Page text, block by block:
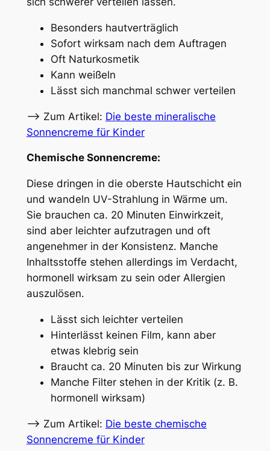
Besonders hautverträglich
Sofort wirksam nach dem Auftragen
Oft Naturkosmetik
Kann weißeln
Lässt sich manchmal schwer verteilen
–> Zum Artikel: Die beste mineralische
Sonnencreme für Kinder
Chemische Sonnencreme:
Diese dringen in die oberste Hautschicht ein
und wandeln UV-Strahlung in Wärme um.
Sie brauchen ca. 20 Minuten Einwirkzeit,
sind aber leichter aufzutragen und oft
angenehmer in der Konsistenz. Manche
Inhaltsstoffe stehen allerdings im Verdacht,
hormonell wirksam zu sein oder Allergien
auszulösen.
Lässt sich leichter verteilen
Hinterlässt keinen Film, kann aber
etwas klebrig sein
Braucht ca. 20 Minuten bis zur Wirkung
Manche Filter stehen in der Kritik (z. B.
hormonell wirksam)
–> Zum Artikel: Die beste chemische
Sonnencreme für Kinder